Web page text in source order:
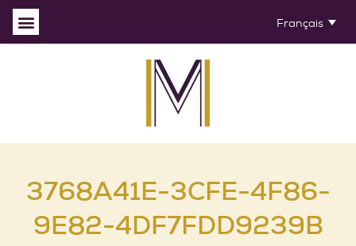
Français
3768A41E-3CFE-4F86-
9E82-4DF7FDD9239B